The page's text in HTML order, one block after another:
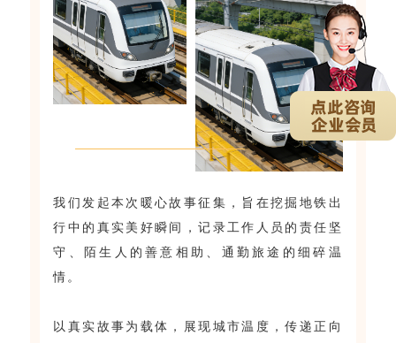
我们发起本次暖心故事征集，旨在挖掘地铁出
行中的真实美好瞬间，记录工作人员的责任坚
守、陌生人的善意相助、通勤旅途的细碎温
情。
以真实故事为载体，展现城市温度，传递正向